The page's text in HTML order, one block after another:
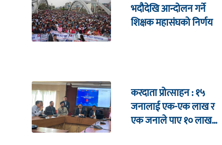
भदौदेखि आन्दोलन गर्ने
शिक्षक महासंघको निर्णय
करदाता प्रोत्साहन : १५
जनालाई एक-एक लाख र
एक जनाले पाए १० लाख